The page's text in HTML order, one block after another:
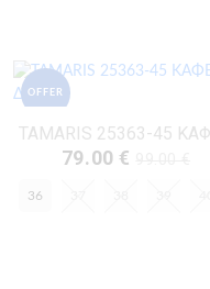
OFFER
79.00 €
36